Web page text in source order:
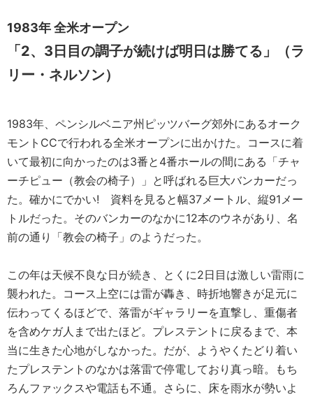
1983年 全米オープン
「2、3日目の調子が続けば明日は勝てる」（ラ
リー・ネルソン）
1983年、ペンシルベニア州ピッツバーグ郊外にあるオーク
モントCCで行われる全米オープンに出かけた。コースに着
いて最初に向かったのは3番と4番ホールの間にある「チャ
ーチピュー（教会の椅子）」と呼ばれる巨大バンカーだっ
た。確かにでかい! 資料を見ると幅37メートル、縦91メー
トルだった。そのバンカーのなかに12本のウネがあり、名
前の通り「教会の椅子」のようだった。
この年は天候不良な日が続き、とくに2日目は激しい雷雨に
襲われた。コース上空には雷が轟き、時折地響きが足元に
伝わってくるほどで、落雷がギャラリーを直撃し、重傷者
を含めケガ人まで出たほど。プレステントに戻るまで、本
当に生きた心地がしなかった。だが、ようやくたどり着い
たプレステントのなかは落雷で停電しており真っ暗。もち
ろんファックスや電話も不通。さらに、床を雨水が勢いよ